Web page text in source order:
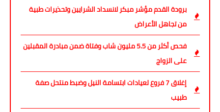
برودة القدم مؤشر مبكر لانسداد الشرايين وتحذيرات طبية
من تجاهل الأعراض
فحص أكثر من 5.5 مليون شاب وفتاة ضمن مبادرة المقبلين
على الزواج
إغلاق 7 فروع لعيادات ابتسامة النيل وضبط منتحل صفة
طبيب